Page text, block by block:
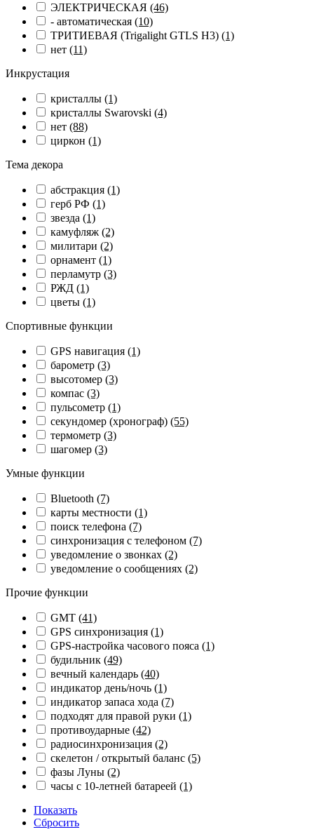
ЭЛЕКТРИЧЕСКАЯ (46)
- автоматическая (10)
ТРИТИЕВАЯ (Trigalight GTLS H3) (1)
нет (11)
Инкрустация
кристаллы (1)
кристаллы Swarovski (4)
нет (88)
циркон (1)
Тема декора
абстракция (1)
герб РФ (1)
звезда (1)
камуфляж (2)
милитари (2)
орнамент (1)
перламутр (3)
РЖД (1)
цветы (1)
Спортивные функции
GPS навигация (1)
барометр (3)
высотомер (3)
компас (3)
пульсометр (1)
секундомер (хронограф) (55)
термометр (3)
шагомер (3)
Умные функции
Bluetooth (7)
карты местности (1)
поиск телефона (7)
синхронизация с телефоном (7)
уведомление о звонках (2)
уведомление о сообщениях (2)
Прочие функции
GMT (41)
GPS синхронизация (1)
GPS-настройка часового пояса (1)
будильник (49)
вечный календарь (40)
индикатор день/ночь (1)
индикатор запаса хода (7)
подходят для правой руки (1)
противоударные (42)
радиосинхронизация (2)
скелетон / открытый баланс (5)
фазы Луны (2)
часы с 10-летней батареей (1)
Показать
Сбросить